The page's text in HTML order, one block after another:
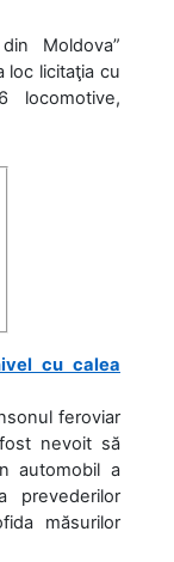
Moldova”
loc licitaţia cu
locomotive,
cu calea
feroviar
nevoit să
automobil a
prevederilor
măsurilor